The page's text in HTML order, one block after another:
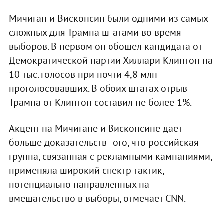
Мичиган и Висконсин были одними из самых
сложных для Трампа штатами во время
выборов. В первом он обошел кандидата от
Демократической партии Хиллари Клинтон на
10 тыс. голосов при почти 4,8 млн
проголосовавших. В обоих штатах отрыв
Трампа от Клинтон составил не более 1%.
Акцент на Мичигане и Висконсине дает
больше доказательств того, что российская
группа, связанная с рекламными кампаниями,
применяла широкий спектр тактик,
потенциально направленных на
вмешательство в выборы, отмечает CNN.